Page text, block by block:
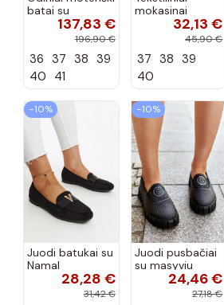
batai su
siūlėmis, pilies
tipo, Artiker
spalvos
137,83 €
196,90 €
36 37 38 39
40 41
mokasinai
smėlio spalvos
32,13 €
45,90 €
37 38 39
40
−10%
Juodi batukai su
Namal
dekoracija28,28 €
31,42 €
−10%
Juodi pusbačiai
su masyviu
padu Teska24,46 €
27,18 €